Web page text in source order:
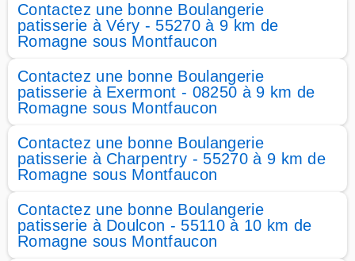
Contactez une bonne Boulangerie
patisserie à Véry - 55270 à 9 km de
Romagne sous Montfaucon
Contactez une bonne Boulangerie
patisserie à Exermont - 08250 à 9 km de
Romagne sous Montfaucon
Contactez une bonne Boulangerie
patisserie à Charpentry - 55270 à 9 km de
Romagne sous Montfaucon
Contactez une bonne Boulangerie
patisserie à Doulcon - 55110 à 10 km de
Romagne sous Montfaucon